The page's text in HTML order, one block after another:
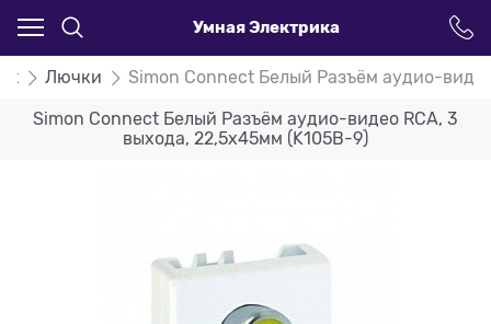
Умная Электрика
Лючки Simon Connect Белый Разъём аудио-
Simon Connect Белый Разъём аудио-видео RCA, 3
выхода, 22,5х45мм (K105B-9)